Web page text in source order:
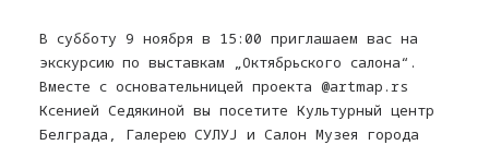
В субботу 9 ноября в 15:00 приглашаем вас на
экскурсию по выставкам „Октябрьского салона“.
Вместе с основательницей проекта @artmap.rs
Ксенией Седякиной вы посетите Культурный центр
Белграда, Галерею СУЛУЈ и Салон Музея города